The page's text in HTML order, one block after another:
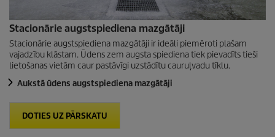
Stacionārie augstspiediena mazgātāji
Stacionārie augstspiediena mazgātāji ir ideāli piemēroti plašam
vajadzību klāstam. Ūdens zem augsta spiediena tiek pievadīts tieši
lietošanas vietām caur pastāvīgi uzstādītu cauruļvadu tīklu.
Aukstā ūdens augstspiediena mazgātāji
DOTIES UZ PĀRSKATU